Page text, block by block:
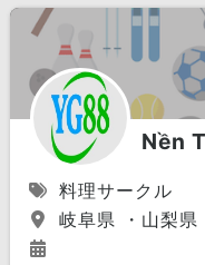
Nền
料理サークル
岐阜県 ・山梨